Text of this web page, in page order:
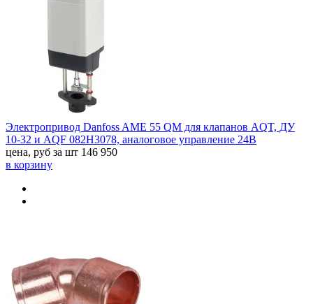
Электропривод Danfoss AME 55 QM для клапанов AQT, ДУ
10-32 и AQF 082H3078, аналоговое управление 24В
цена, руб за шт 146 950
в корзину